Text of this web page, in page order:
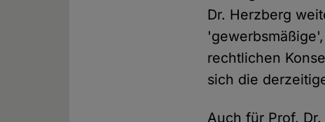
Dr. Herzberg
rechtlichen
sich die
Auch für Prof.